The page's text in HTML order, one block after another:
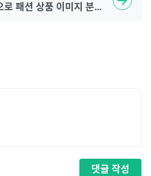
[혼만딥] 2주차 - CNN으로 패션 상품 이미지 분류하기
댓글 작성